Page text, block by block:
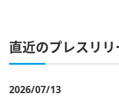
直近のプレスリリ
2026/07/13